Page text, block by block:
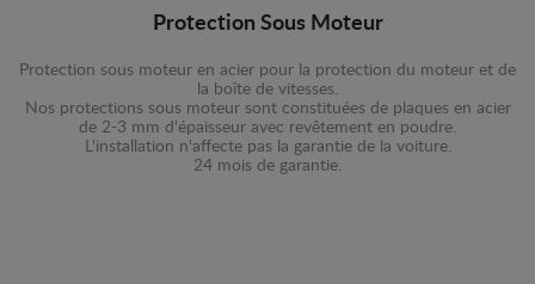
Protection Sous Moteur
Protection sous moteur en acier pour la protection du moteur et de
la boîte de vitesses.
Nos protections sous moteur sont constituées de plaques en acier
de 2-3 mm d'épaisseur avec revêtement en poudre.
L'installation n'affecte pas la garantie de la voiture.
24 mois de garantie.